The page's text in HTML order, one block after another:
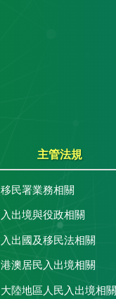
主管法規
移民署業務相關
入出境與役政相關
入出國及移民法相關
港澳居民入出境相關
大陸地區人民入出境相關